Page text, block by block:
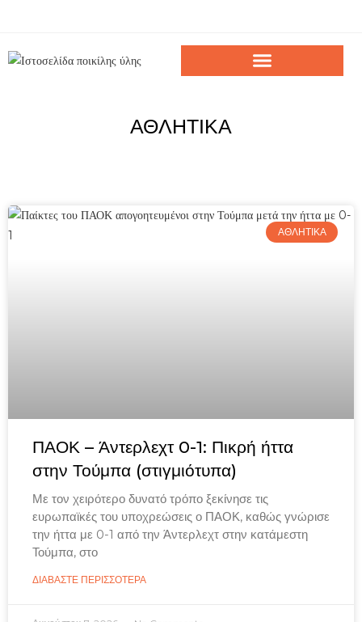
ΑΘΛΗΤΙΚΑ
ΑΘΛΗΤΙΚΑ
ΠΑΟΚ – Άντερλεχτ 0-1: Πικρή ήττα
στην Τούμπα (στιγμιότυπα)
Με τον χειρότερο δυνατό τρόπο ξεκίνησε τις
ευρωπαϊκές του υποχρεώσεις ο ΠΑΟΚ, καθώς γνώρισε
την ήττα με 0-1 από την Άντερλεχτ στην κατάμεστη
Τούμπα, στο
ΔΙΑΒΑΣΤΕ ΠΕΡΙΣΣΟΤΕΡΑ